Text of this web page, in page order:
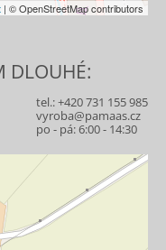
| © OpenStreetMap contributors
DLOUHÉ:
tel.:+420 731 155 985
vyroba@pamaas.cz
po - pá: 6:00 - 14:30